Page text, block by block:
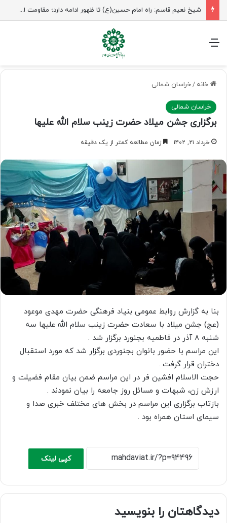
منو
خانه /خراسان شمالی
خراسان شمالی
برگزاری جشن میلاد حضرت زینب سلام الله علیها
خرداد ۲۱, ۱۴۰۲ زمان مطالعه کمتر از یک دقیقه
بنا به گزارش روابط عمومی بنیاد فرهنگی حضرت مهدی موعود
(عج) جشن میلاد با سعادت حضرت زینب سلام الله علیها سه
شنبه ۸ آذر در فاطمیه بجنورد برگزار شد .
این مراسم با حضور بانوان بجنوردی برگزار شد که مورد استقبال
دختران قرار گرفت .
حجت الاسلام افشین فر در این مراسم ضمن بیان مقام فضیلت و
ارزش زن، شبهات و مسائل روز جامعه را بیان نمودند .
بازتاب برگزاری این مراسم در بخش های مختلف خبری صدا و
سیمای استان همراه بود .
کپی لینک
دیدگاهتان را بنویسید